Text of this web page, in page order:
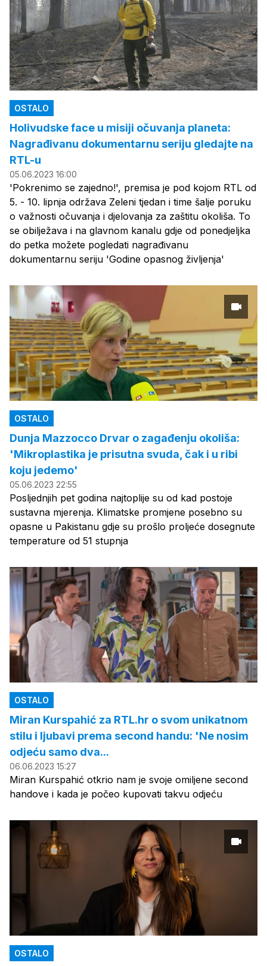
OSTALO
Holivudske face u misiji očuvanja planeta:
Nagrađivanu dokumentarnu seriju gledajte na
RTL-u
05.06.2023 16:00
'Pokrenimo se zajedno!', premisa je pod kojom RTL od
5. - 10. lipnja održava Zeleni tjedan i time šalje poruku
o važnosti očuvanja i djelovanja za zaštitu okoliša. To
se obilježava i na glavnom kanalu gdje od ponedjeljka
do petka možete pogledati nagrađivanu
dokumentarnu seriju 'Godine opasnog življenja'
OSTALO
Dunja Mazzocco Drvar o zagađenju okoliša:
'Mikroplastika je prisutna svuda, čak i u ribi
koju jedemo'
05.06.2023 22:55
Posljednjih pet godina najtoplije su od kad postoje
sustavna mjerenja. Klimatske promjene posebno su
opasne u Pakistanu gdje su prošlo proljeće dosegnute
temperature od 51 stupnja
OSTALO
Miran Kurspahić za RTL.hr o svom unikatnom
stilu i ljubavi prema second handu: 'Ne nosim
odjeću samo dva...
06.06.2023 15:27
Miran Kurspahić otkrio nam je svoje omiljene second
handove i kada je počeo kupovati takvu odjeću
OSTALO